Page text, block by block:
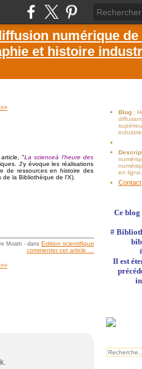
numérique de
et histoire
"La scienceà l'heure des
J'y évoque les réalisations
de ressources en histoire des
de la Bibliothèque de l'X).
Moatti - dans Edition scientifique
commenter cet article
Blog :
en ligne.
Contact
Ce
#
Il est